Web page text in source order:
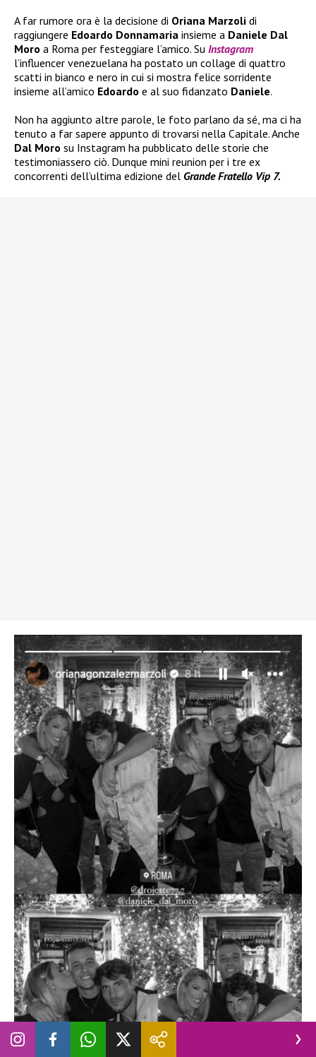
A far rumore ora è la decisione di Oriana Marzoli di
raggiungere Edoardo Donnamaria insieme a Daniele Dal
Moro a Roma per festeggiare l’amico. Su Instagram
l’influencer venezuelana ha postato un collage di quattro
scatti in bianco e nero in cui si mostra felice sorridente
insieme all’amico Edoardo e al suo fidanzato Daniele.
Non ha aggiunto altre parole, le foto parlano da sé, ma ci ha
tenuto a far sapere appunto di trovarsi nella Capitale. Anche
Dal Moro su Instagram ha pubblicato delle storie che
testimoniassero ciò. Dunque mini reunion per i tre ex
concorrenti dell’ultima edizione del Grande Fratello Vip 7.